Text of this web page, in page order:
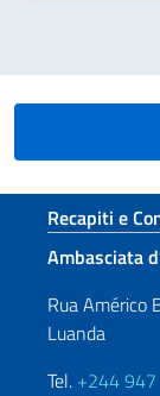
Recapiti e
Ambasciata
Rua Américo
Luanda
Tel. +244